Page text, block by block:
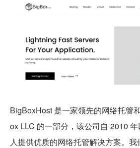
BigBoxHost 是一家领先的网络托管
ox LLC 的一部分，该公司自 2010
人提供优质的网络托管解决方案。